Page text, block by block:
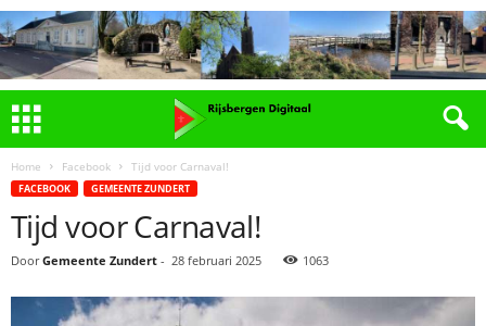
Home Facebook Tijd voor Carnaval!
FACEBOOK GEMEENTE ZUNDERT
Tijd voor Carnaval!
Door Gemeente Zundert - 28 februari 2025 1063